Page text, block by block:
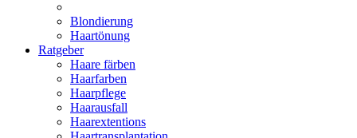
Blondierung
Haartönung
Ratgeber
Haare färben
Haarfarben
Haarpflege
Haarausfall
Haarextentions